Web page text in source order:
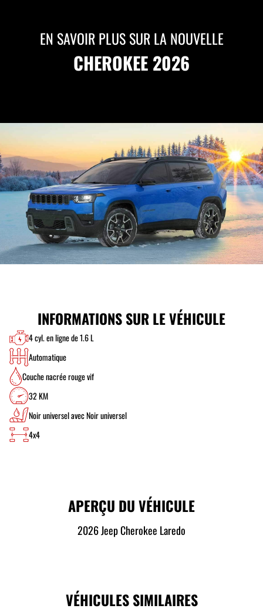
EN SAVOIR PLUS SUR LA NOUVELLE
CHEROKEE 2026
INFORMATIONS SUR LE VÉHICULE
4 cyl. en ligne de 1.6 L
Automatique
Couche nacrée rouge vif
32 KM
Noir universel avec Noir universel
4x4
APERÇU DU VÉHICULE
2026 Jeep Cherokee Laredo
VÉHICULES SIMILAIRES